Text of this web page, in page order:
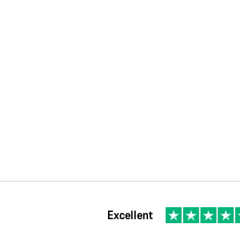
Excellent